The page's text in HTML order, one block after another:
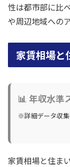
性は都市部に比
や周辺地域への
家賃相場と
📊 年収水準
※詳細データ収
家賃相場と住ま